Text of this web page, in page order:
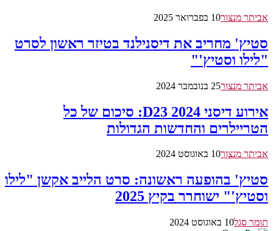
אביתר מנצור10 בפברואר 2025
סטיץ' מחריב את דיסנילנד בטיזר ראשון לסרט
"לילו וסטיץ'"
אביתר מנצור25 בנובמבר 2024
אירוע דיסני D23 2024: סיכום של כל
הטריילרים והחדשות הגדולות
אביתר מנצור10 באוגוסט 2024
סטיץ' בהופעה ראשונה: סרט הלייב אקשן "לילו
וסטיץ'" ישוחרר בקיץ 2025
תומר סגל10 באוגוסט 2024